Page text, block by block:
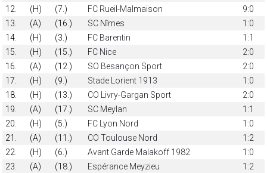
12.
(H) (7.) FC Rueil-Malmaison
9:0
13.
(A) (16.) SC Nîmes
1:0
14.
(H) (3.) FC Barentin
1:1
15.
(H) (15.) FC Nice
2:0
16.
(A) (12.) SO Besançon Sport
2:0
17.
(H) (9.) Stade Lorient 1913
1:0
18.
(H) (13.) CO Livry-Gargan Sport
2:0
19.
(A) (17.) SC Meylan
1:1
20.
(H) (5.) FC Lyon Nord
1:0
21.
(A) (11.) CO Toulouse Nord
1:2
22.
(H) (6.) Avant Garde Malakoff 1982
1:0
23.
(A) (18.) Espérance Meyzieu
1:2